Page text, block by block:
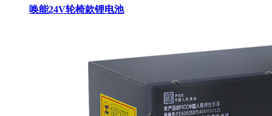
唤能24V轮椅款锂电池